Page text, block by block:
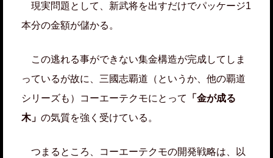
現実問題として、新武将を出すだけでパッケージ1
本分の金額が儲かる。
この逃れる事ができない集金構造が完成してしま
っているが故に、三國志覇道（というか、他の覇道
シリーズも）コーエーテクモにとって
「金が成る
木」 の気質を強く受けている。
つまるところ、コーエーテクモの開発戦略は、以